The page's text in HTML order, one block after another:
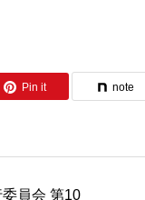
Pin it note
員会 第10